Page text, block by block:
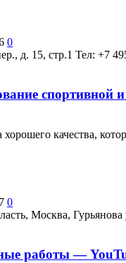
0
д. 15, стр.1 Teл: +7
спортивной
качества,
0
Москва,
работы —